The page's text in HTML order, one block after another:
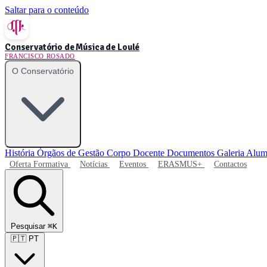
Saltar para o conteúdo
Conservatório de Música de Loulé
FRANCISCO ROSADO
O Conservatório
História Órgãos de Gestão Corpo Docente Documentos Galeria
Oferta Formativa Notícias Eventos ERASMUS+ Contactos
Pesquisar ⌘K
🇵🇹 PT